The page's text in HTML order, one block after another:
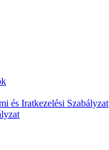
és Iratkezelési Szabályzat